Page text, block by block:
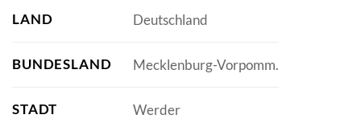
LAND Deutschland
BUNDESLAND Mecklenburg-Vorpomm.
STADT Werder